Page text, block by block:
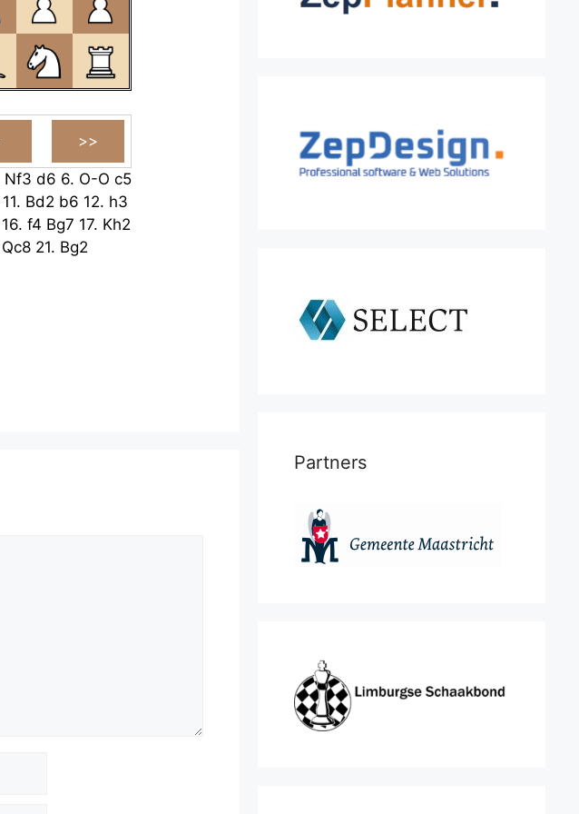
Nf3 d6 6. O-O c5
11. Bd2 b6 12. h3
16. f4 Bg7 17. Kh2
Qc8 21. Bg2
Partners